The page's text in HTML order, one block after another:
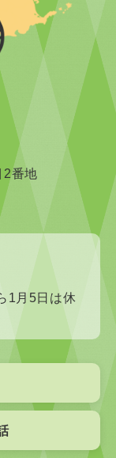
番地
1月5日は休